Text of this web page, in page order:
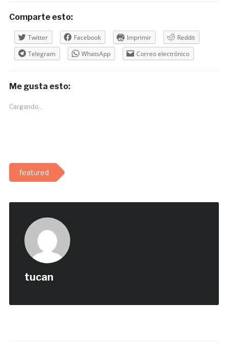
Comparte esto:
Twitter Facebook Imprimir
Reddit
Telegram
WhatsApp Correo electrónico
Me gusta esto:
Cargando...
featured
tucan